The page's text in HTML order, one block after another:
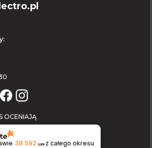
OCENIAJĄ
38 592 opinii z całego okresu